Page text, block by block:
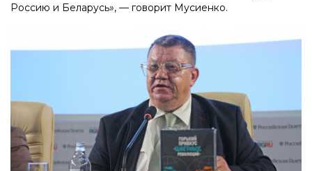
Россию и Беларусь», — говорит Мусиенко.